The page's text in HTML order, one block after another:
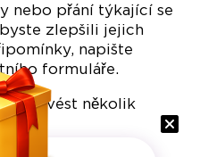
nebo přání týkající se
zlepšili jejich
napište
formuláře.
provést několik